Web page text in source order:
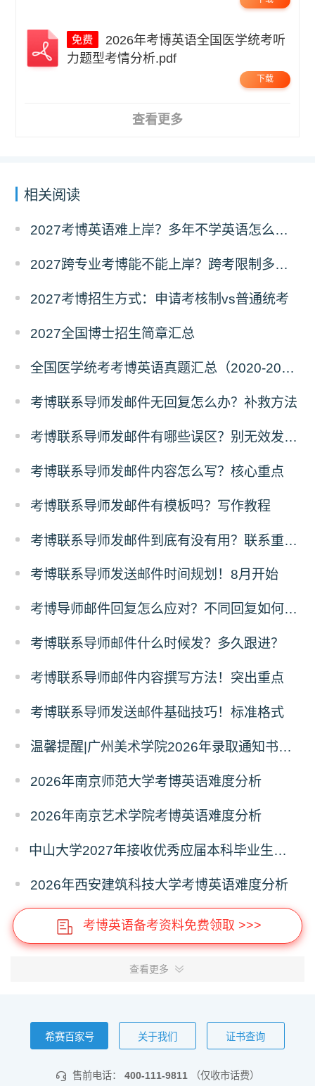
力题型考情分析.pdf
下载
查看更多
相关阅读
2027考博英语难上岸？多年不学英语怎么备考？
2027跨专业考博能不能上岸？跨考限制多不多？
2027考博招生方式：申请考核制vs普通统考
2027全国博士招生简章汇总
全国医学统考考博英语真题汇总（2020-2026年）
考博联系导师发邮件无回复怎么办？补救方法
考博联系导师发邮件有哪些误区？别无效发邮件
考博联系导师发邮件内容怎么写？核心重点
考博联系导师发邮件有模板吗？写作教程
考博联系导师发邮件到底有没有用？联系重要性
考博联系导师发送邮件时间规划！8月开始
考博导师邮件回复怎么应对？不同回复如何跟进？
考博联系导师邮件什么时候发？多久跟进？
考博联系导师邮件内容撰写方法！突出重点
考博联系导师发送邮件基础技巧！标准格式
温馨提醒|广州美术学院2026年录取通知书寄发通知
2026年南京师范大学考博英语难度分析
2026年南京艺术学院考博英语难度分析
中山大学2027年接收优秀应届本科毕业生推荐免试攻读研究生报名的通知
2026年西安建筑科技大学考博英语难度分析
考博英语备考资料免费领取 >>>
查看更多
希赛百家号 关于我们 证书查询
售前电话： 400-111-9811 （仅收市话费）